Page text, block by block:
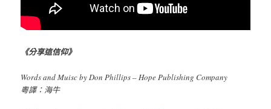
《分享這信仰》
Words and Muisc by Don Phillips – Hope Publishing Company
粵譯：海牛